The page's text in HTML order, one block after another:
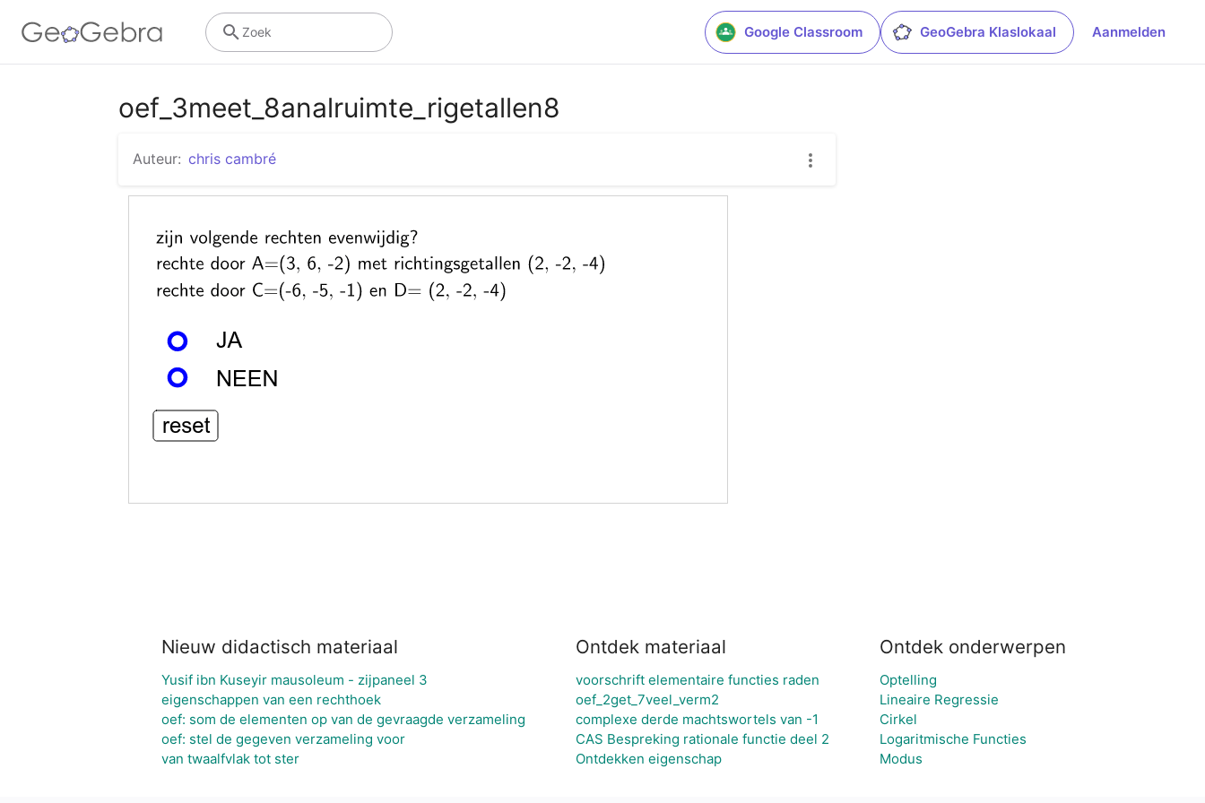
Google Classroom GeoGebra Klaslokaal Aanmelden
Zoek
oef_3meet_8analruimte_rigetallen8
Auteur: chris cambré
Nieuw didactisch materiaal
Yusif ibn Kuseyir mausoleum - zijpaneel 3
eigenschappen van een rechthoek
oef: som de elementen op van de gevraagde verzameling
oef: stel de gegeven verzameling voor
van twaalfvlak tot ster
Ontdek materiaal
voorschrift elementaire functies raden
oef_2get_7veel_verm2
complexe derde machtswortels van -1
CAS Bespreking rationale functie deel 2
Ontdekken eigenschap
Ontdek onderwerpen
Optelling
Lineaire Regressie
Cirkel
Logaritmische Functies
Modus